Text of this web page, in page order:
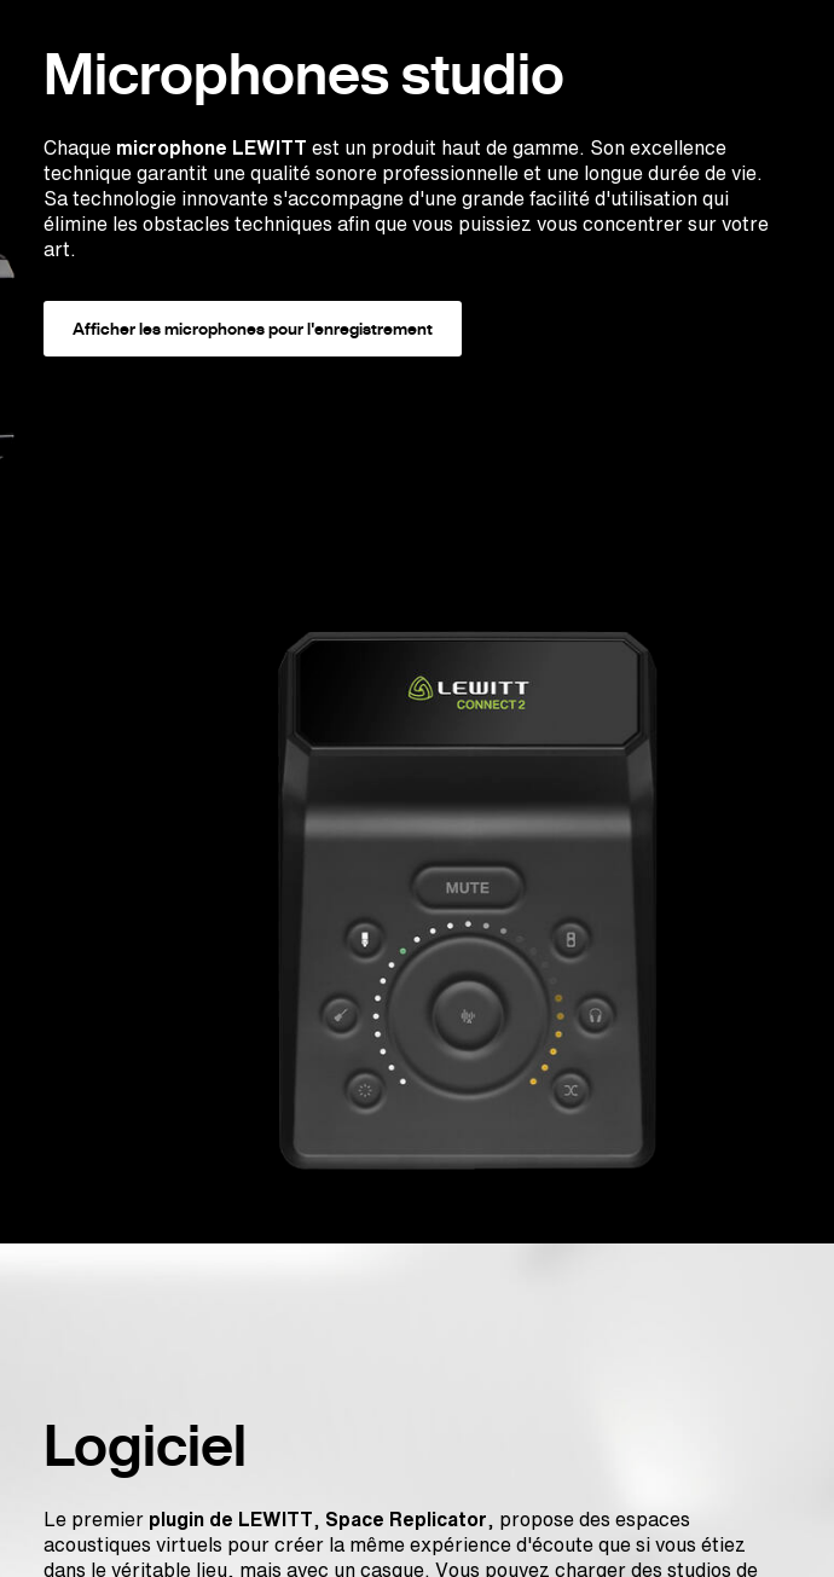
Microphones studio
Chaque microphone LEWITT est un produit haut de gamme. Son excellence
technique garantit une qualité sonore professionnelle et une longue durée de vie.
Sa technologie innovante s'accompagne d'une grande facilité d'utilisation qui
élimine les obstacles techniques afin que vous puissiez vous concentrer sur votre
art.
Afficher les microphones pour l'enregistrement
Logiciel
Le premier plugin de LEWITT, Space Replicator, propose des espaces
acoustiques virtuels pour créer la même expérience d'écoute que si vous étiez
dans le véritable lieu, mais avec un casque. Vous pouvez charger des studios de